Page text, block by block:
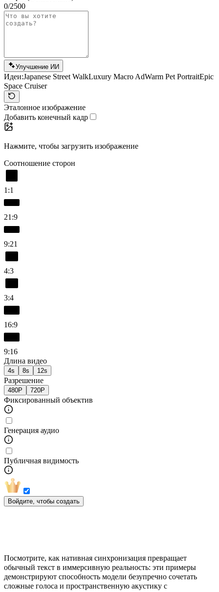
0/2500
Улучшение ИИ
Идеи:Japanese Street WalkLuxury Macro AdWarm Pet PortraitEpic
Space Cruiser
Эталонное изображение
Добавить конечный кадр
Нажмите, чтобы загрузить изображение
Соотношение сторон
1:1
21:9
9:21
4:3
3:4
16:9
9:16
Длина видео
4s 8s 12s
Разрешение
480P 720P
Фиксированный объектив
Генерация аудио
Публичная видимость
Войдите, чтобы создать
Посмотрите, как нативная синхронизация превращает
обычный текст в иммерсивную реальность: эти примеры
демонстрируют способность модели безупречно сочетать
сложные голоса и пространственную акустику с